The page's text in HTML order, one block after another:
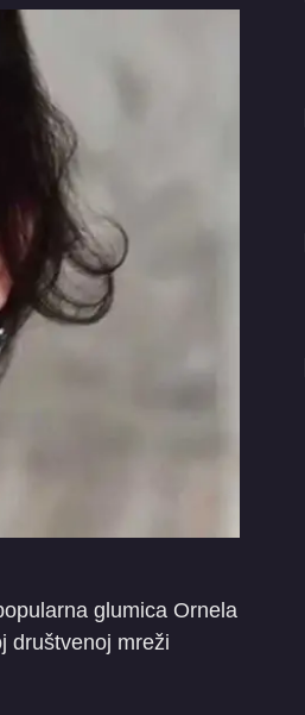
glumica Ornela
društvenoj mreži